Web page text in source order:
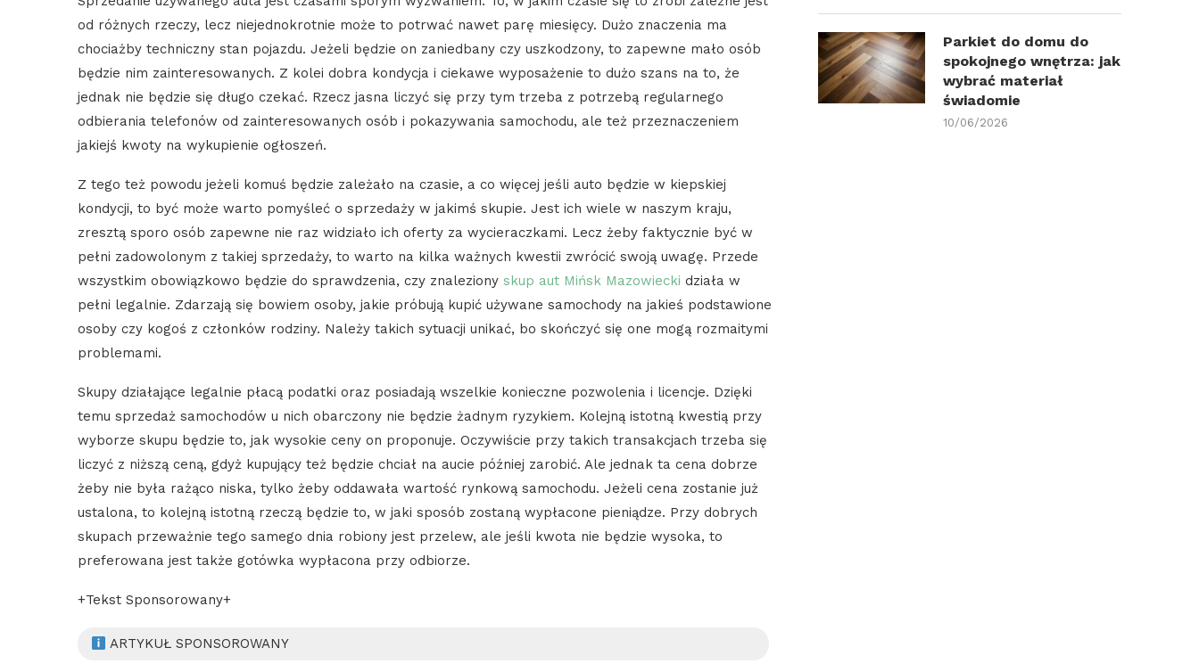
od różnych rzeczy, lecz niejednokrotnie może to potrwać nawet parę miesięcy. Dużo znaczenia ma
chociażby techniczny stan pojazdu. Jeżeli będzie on zaniedbany czy uszkodzony, to zapewne mało osób
będzie nim zainteresowanych. Z kolei dobra kondycja i ciekawe wyposażenie to dużo szans na to, że
jednak nie będzie się długo czekać. Rzecz jasna liczyć się przy tym trzeba z potrzebą regularnego
odbierania telefonów od zainteresowanych osób i pokazywania samochodu, ale też przeznaczeniem
jakiejś kwoty na wykupienie ogłoszeń.
Z tego też powodu jeżeli komuś będzie zależało na czasie, a co więcej jeśli auto będzie w kiepskiej
kondycji, to być może warto pomyśleć o sprzedaży w jakimś skupie. Jest ich wiele w naszym kraju,
zresztą sporo osób zapewne nie raz widziało ich oferty za wycieraczkami. Lecz żeby faktycznie być w
pełni zadowolonym z takiej sprzedaży, to warto na kilka ważnych kwestii zwrócić swoją uwagę. Przede
wszystkim obowiązkowo będzie do sprawdzenia, czy znaleziony skup aut Mińsk Mazowiecki działa w
pełni legalnie. Zdarzają się bowiem osoby, jakie próbują kupić używane samochody na jakieś podstawione
osoby czy kogoś z członków rodziny. Należy takich sytuacji unikać, bo skończyć się one mogą rozmaitymi
problemami.
Skupy działające legalnie płacą podatki oraz posiadają wszelkie konieczne pozwolenia i licencje. Dzięki
temu sprzedaż samochodów u nich obarczony nie będzie żadnym ryzykiem. Kolejną istotną kwestią przy
wyborze skupu będzie to, jak wysokie ceny on proponuje. Oczywiście przy takich transakcjach trzeba się
liczyć z niższą ceną, gdyż kupujący też będzie chciał na aucie później zarobić. Ale jednak ta cena dobrze
żeby nie była rażąco niska, tylko żeby oddawała wartość rynkową samochodu. Jeżeli cena zostanie już
ustalona, to kolejną istotną rzeczą będzie to, w jaki sposób zostaną wypłacone pieniądze. Przy dobrych
skupach przeważnie tego samego dnia robiony jest przelew, ale jeśli kwota nie będzie wysoka, to
preferowana jest także gotówka wypłacona przy odbiorze.
+Tekst Sponsorowany+
ARTYKUŁ SPONSOROWANY
Parkiet do domu do
spokojnego wnętrza: jak
wybrać materiał
świadomie
10/06/2026